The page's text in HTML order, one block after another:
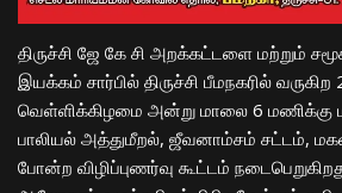
திருச்சி ஜே கே சி அறக்கட்டளை மற்றும்
இயக்கம் சார்பில் திருச்சி பீமநகரில் வருகிற
வெள்ளிக்கிழமை அன்று மாலை 6 மணிக்கு
பாலியல் அத்துமீறல், ஜீவனாம்சம் சட்டம்,
போன்ற விழிப்புணர்வு கூட்டம்